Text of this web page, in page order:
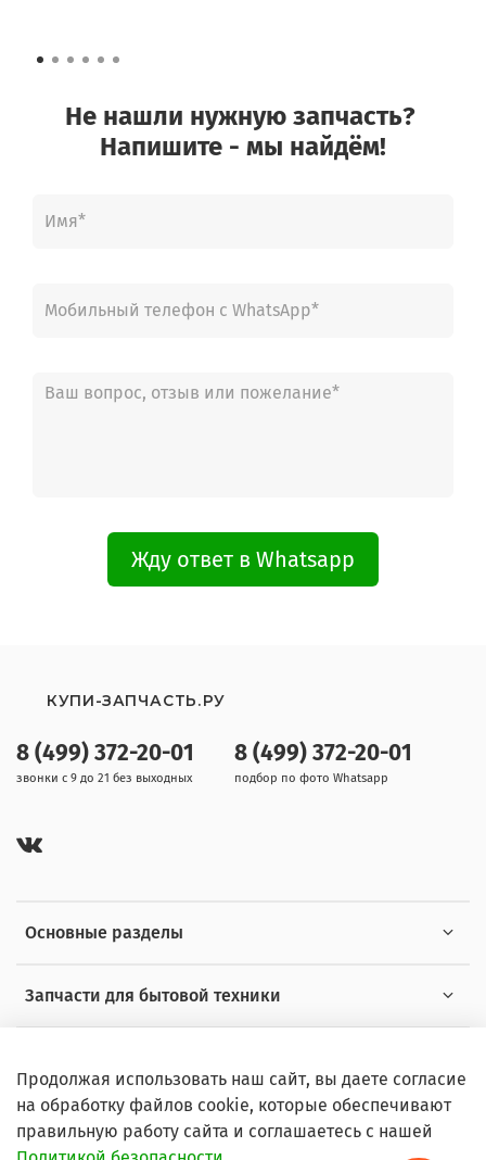
Не нашли нужную запчасть?
Напишите - мы найдём!
Жду ответ в Whatsapp
Основные разделы
Запчасти для бытовой техники
8 (499) 372-20-01
звонки с 9 до 21 без выходных
8 (499) 372-20-01
подбор по фото Whatsapp
КУПИ-ЗАПЧАСТЬ.РУ
Продолжая использовать наш сайт, вы даете согласие
на обработку файлов cookie, которые обеспечивают
правильную работу сайта и соглашаетесь с нашей